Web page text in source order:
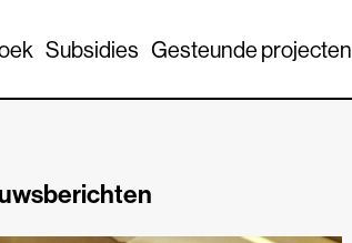
Subsidies Gesteunde projecten